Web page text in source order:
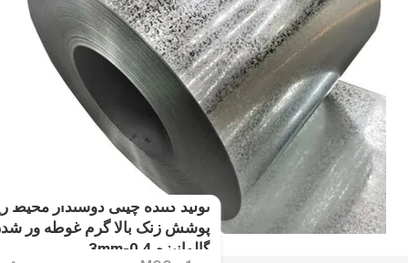
پوشش زنک بالا گرم غوطه ور
گالوانیزه 0.4-3mm